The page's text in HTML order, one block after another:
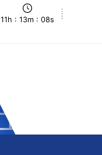
11h : 13m : 09s